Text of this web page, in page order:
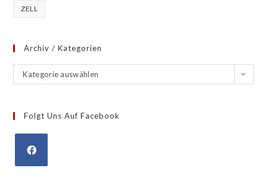
ZELL
Archiv / Kategorien
Kategorie auswählen
Folgt Uns Auf Facebook